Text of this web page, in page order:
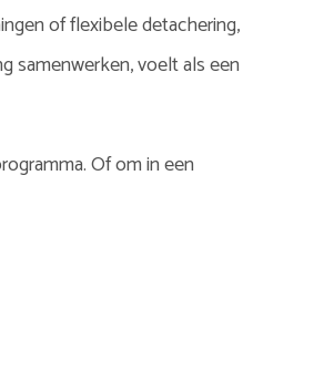
of flexibele detachering,
samenwerken, voelt als een
Of om in een